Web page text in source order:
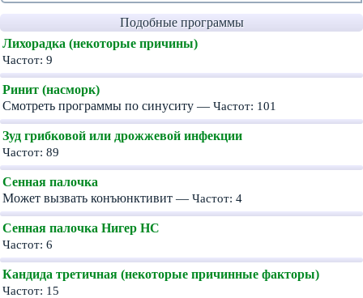
Подобные программы
Лихорадка (некоторые причины)
Частот: 9
Ринит (насморк)
Смотреть программы по синуситу — Частот: 101
Зуд грибковой или дрожжевой инфекции
Частот: 89
Сенная палочка
Может вызвать конъюнктивит — Частот: 4
Сенная палочка Нигер HC
Частот: 6
Кандида третичная (некоторые причинные факторы)
Частот: 15